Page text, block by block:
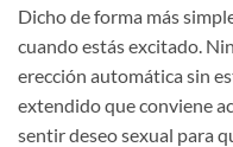
Dicho de forma más
cuando estás excitado.
erección automática sin
extendido que conviene
sentir deseo sexual para